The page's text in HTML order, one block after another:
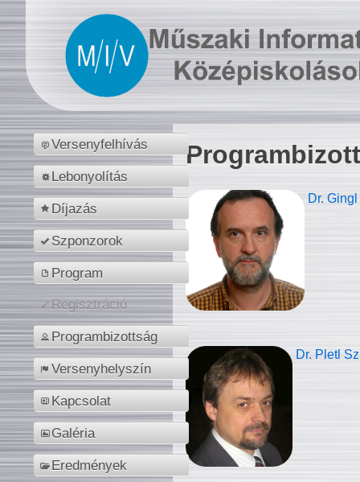
Versenyfelhívás
Lebonyolítás
Díjazás
Szponzorok
Program
Regisztráció
Programbizottság
Versenyhelyszín
Kapcsolat
Galéria
Eredmények
Dr.
Dr. Pletl